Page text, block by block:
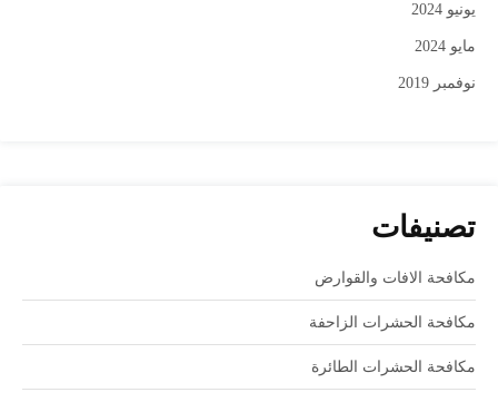
يونيو 2024
مايو 2024
نوفمبر 2019
تصنيفات
مكافحة الافات والقوارض
مكافحة الحشرات الزاحفة
مكافحة الحشرات الطائرة